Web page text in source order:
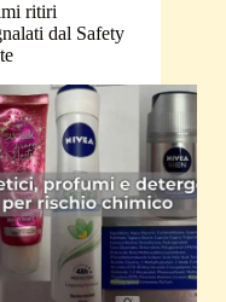
ritiri
dal Safety